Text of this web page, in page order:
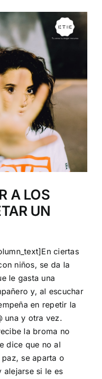
A LOS
UN
ciertas
niños, se da la
le gasta una
y, al escuchar
en repetir la
una y otra vez.
la broma no
dice que no al
se aparta o
alejarse si le es